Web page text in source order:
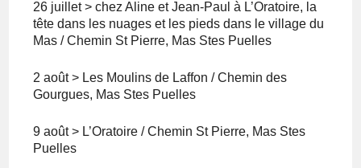
26 juillet > chez Aline et Jean-Paul à L’Oratoire, la
tête dans les nuages et les pieds dans le village du
Mas / Chemin St Pierre, Mas Stes Puelles
2 août > Les Moulins de Laffon / Chemin des
Gourgues, Mas Stes Puelles
9 août > L’Oratoire / Chemin St Pierre, Mas Stes
Puelles